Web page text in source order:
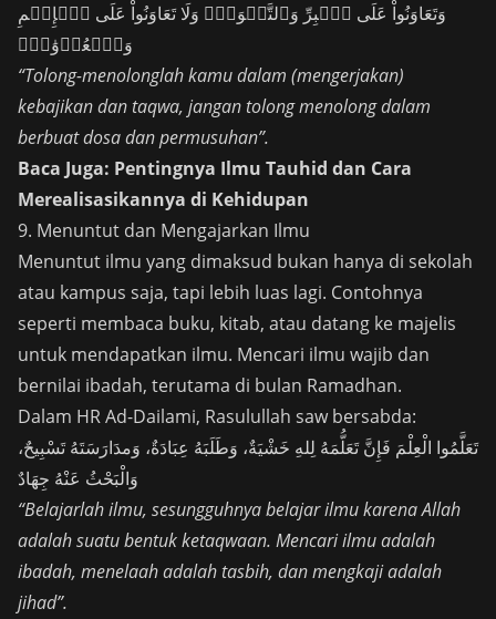
وَتَعَاوَنُواْ عَلَى ٱلۡبِرِّ وَٱلتَّقۡوَىٰۖ وَلَا تَعَاوَنُواْ عَلَى ٱلۡإِثۡمِ
وَٱلۡعُدۡوَٰنِۚ
“Tolong-menolonglah kamu dalam (mengerjakan)
kebajikan dan taqwa, jangan tolong menolong dalam
berbuat dosa dan permusuhan”.
Baca Juga: Pentingnya Ilmu Tauhid dan Cara
Merealisasikannya di Kehidupan
9. Menuntut dan Mengajarkan Ilmu
Menuntut ilmu yang dimaksud bukan hanya di sekolah
atau kampus saja, tapi lebih luas lagi. Contohnya
seperti membaca buku, kitab, atau datang ke majelis
untuk mendapatkan ilmu. Mencari ilmu wajib dan
bernilai ibadah, terutama di bulan Ramadhan.
Dalam HR Ad-Dailami, Rasulullah saw bersabda:
تَعَلَّمُوا الْعِلْمَ فَإِنَّ تَعَلُّمَهُ لِلهِ خَشْيَةٌ، وَطَلَبَهُ عِبَادَةٌ، وَمدَارَسَتَهُ تَسْبِيحٌ،
وَالْبَحْثُ عَنْهُ جِهَادٌ
“Belajarlah ilmu, sesungguhnya belajar ilmu karena Allah
adalah suatu bentuk ketaqwaan. Mencari ilmu adalah
ibadah, menelaah adalah tasbih, dan mengkaji adalah
jihad”.